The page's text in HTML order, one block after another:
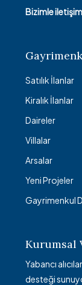
Bizimle
Satılık İlanlar
Kiralık İlanlar
Daireler
Villalar
Arsalar
Yeni Projeler
Gayrimenkul
Kurumsal
Yabancı
desteği